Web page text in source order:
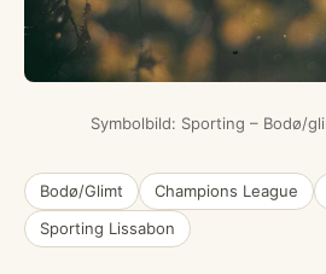
Symbolbild: Sporting – Bodø/
Bodø/Glimt Champions League
Sporting Lissabon